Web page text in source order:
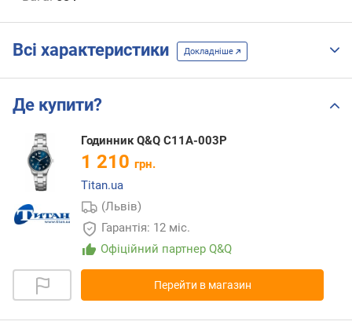
Всі характеристики Докладніше
Де купити?
Годинник Q&Q C11A-003P
1 210 грн.
Titan.ua
(Львів)
Гарантія: 12 міс.
Офіційний партнер Q&Q
Перейти в магазин